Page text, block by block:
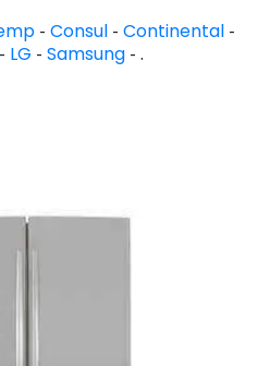
- Consul - Continental -
LG - Samsung- .